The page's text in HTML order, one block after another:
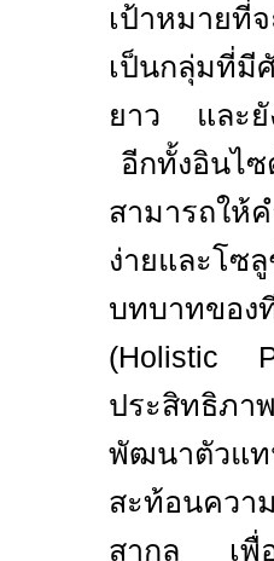
เป้าหมายที่
เป็นกลุ่มที่มี
ยาว และยั
อีกทั้งอินไ
สามารถให้
ง่ายและโซ
บทบาทของ
(Holistic
ประสิทธิภา
พัฒนาตัวแ
สะท้อนควา
สากล เพื่อ